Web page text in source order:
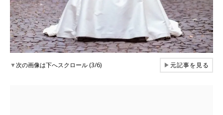
▼次の画像は下へスクロール (3/6) ▶元記事を見る